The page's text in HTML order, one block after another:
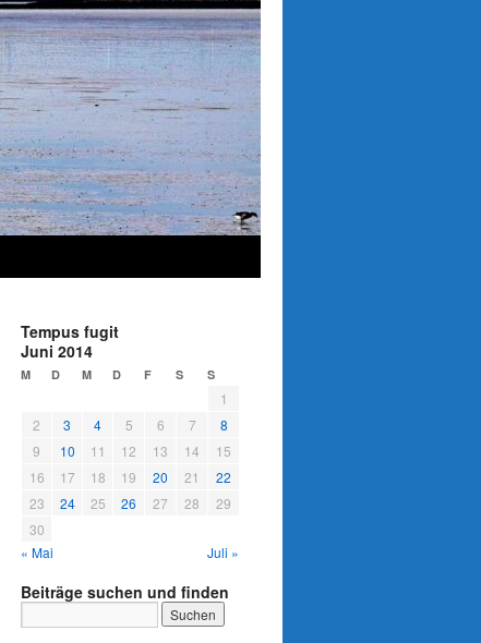
Tempus fugit
Juni 2014
M D M D F S S
1
2
3 4 5 6 7
8
9
10 11 12 13 14
15
16
17 18 19 20 21
22
23
24 25 26 27 28
29
30
« Mai
Juli »
Beiträge suchen und finden